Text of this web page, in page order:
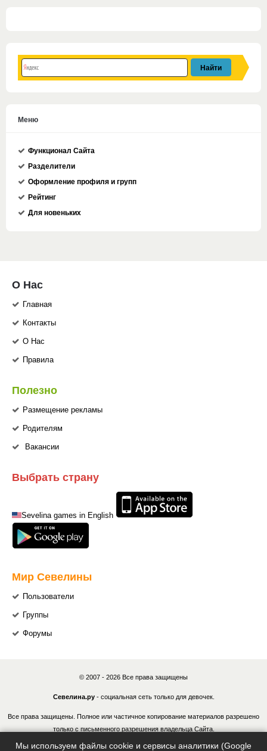
Меню
Функционал Сайта
Разделители
Оформление профиля и групп
Рейтинг
Для новеньких
О Нас
Главная
Контакты
О Нас
Правила
Полезно
Размещение рекламы
Родителям
Вакансии
Выбрать страну
Sevelina games in English
Мир Севелины
Пользователи
Группы
Форумы
© 2007 - 2026 Все права защищены
Севелина.ру- социальная сеть только для девочек.
Все права защищены. Полное или частичное копирование материалов разрешено
только с письменного разрешения владельца Сайта.
В случае обнаружения нарушений, виновные лица могут быть привлечены к
Мы используем файлы cookie и сервисы аналитики (Google